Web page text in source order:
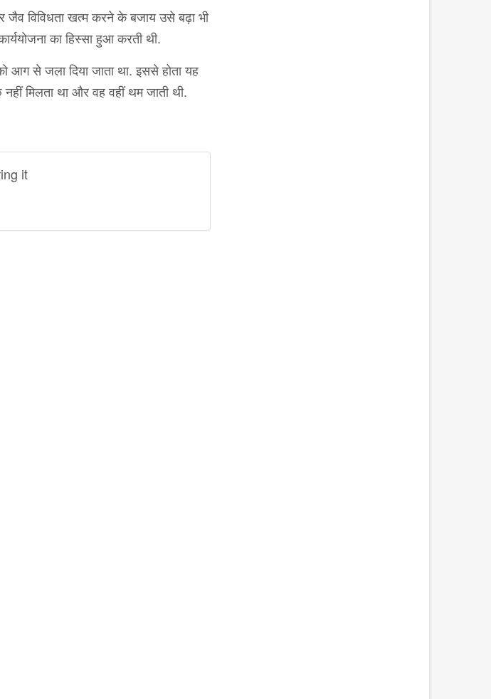
जैव विविधता खत्म करने के बजाय उसे बढ़ा भी
का हिस्सा हुआ करती थी.
आग से जला दिया जाता था. इससे होता यह
मिलता था और वह वहीं थम जाती थी.
it